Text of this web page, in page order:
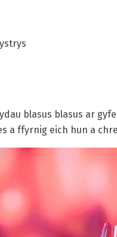
blasus blasus ar
a ffyrnig eich hun a